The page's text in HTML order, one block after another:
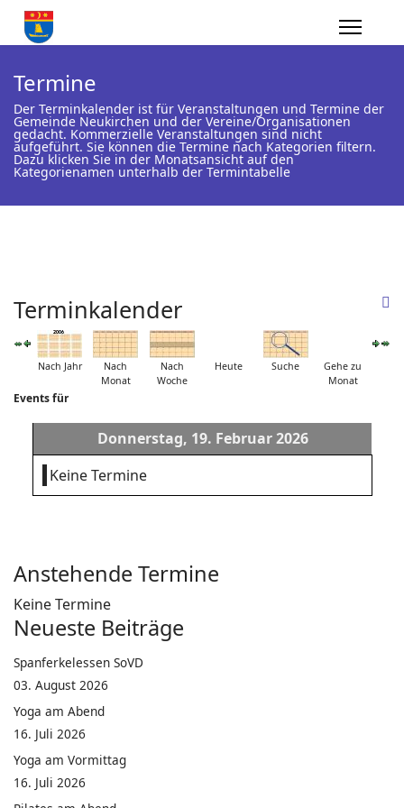
Termine
Der Terminkalender ist für Veranstaltungen und Termine der
Gemeinde Neukirchen und der Vereine/Organisationen
gedacht. Kommerzielle Veranstaltungen sind nicht
aufgeführt. Sie können die Termine nach Kategorien filtern.
Dazu klicken Sie in der Monatsansicht auf den
Kategorienamen unterhalb der Termintabelle
Terminkalender
Nach Jahr
Nach
Monat
Nach
Woche
Heute Suche
Gehe zu
Monat
Events für
Donnerstag, 19. Februar 2026
Keine Termine
Anstehende Termine
Keine Termine
Neueste Beiträge
Spanferkelessen SoVD
03. August 2026
Yoga am Abend
16. Juli 2026
Yoga am Vormittag
16. Juli 2026